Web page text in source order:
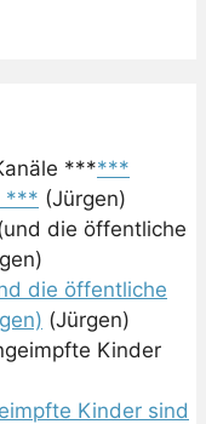
***
*** (Jürgen)
die öffentliche
(Jürgen)
Kinder sind